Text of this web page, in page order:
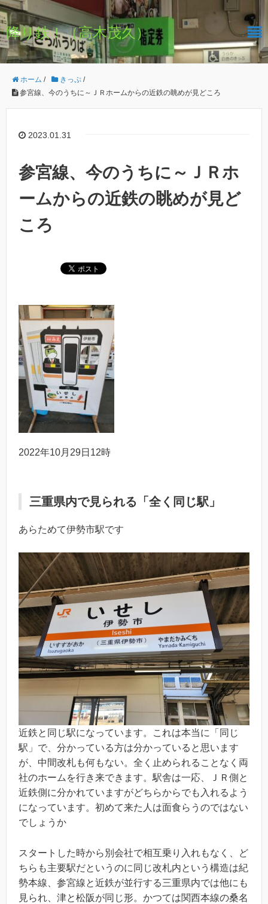
降り鉄！（高木茂久）
ホーム / きっぷ /
参宮線、今のうちに～ＪＲホームからの近鉄の眺めが見どころ
2023.01.31
参宮線、今のうちに～ＪＲホ
ームからの近鉄の眺めが見ど
ころ
2022年10月29日12時
三重県内で見られる「全く同じ駅」
あらためて伊勢市駅です
近鉄と同じ駅になっています。これは本当に「同じ
駅」で、分かっている方は分かっていると思います
が、中間改札も何もない。全く止められることなく両
社のホームを行き来できます。駅舎は一応、ＪＲ側と
近鉄側に分かれていますがどちらからでも入れるよう
になっています。初めて来た人は面食らうのではない
でしょうか
スタートした時から別会社で相互乗り入れもなく、ど
ちらも主要駅だというのに同じ改札内という構造は紀
勢本線、参宮線と近鉄が並行する三重県内では他にも
見られ、津と松阪が同じ形。かつては関西本線の桑名